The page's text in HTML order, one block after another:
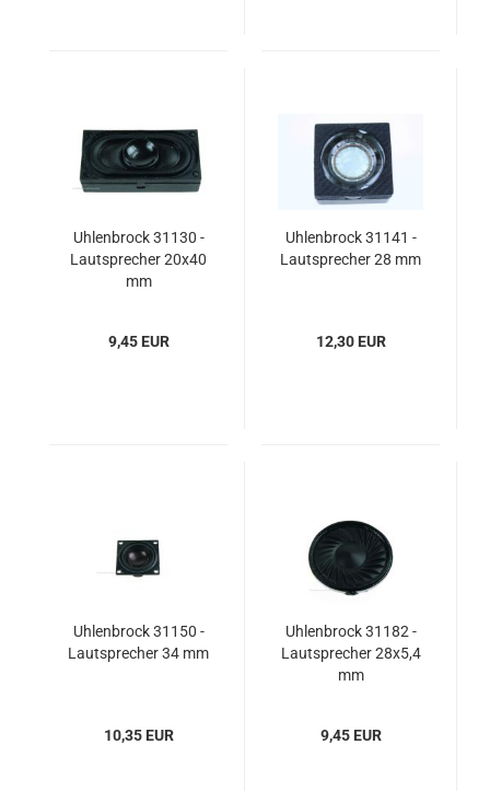
Uhlenbrock 31130 -
Lautsprecher 20x40
mm
9,45 EUR
Uhlenbrock 31141 -
Lautsprecher 28 mm
12,30 EUR
Uhlenbrock 31150 -
Lautsprecher 34 mm
10,35 EUR
Uhlenbrock 31182 -
Lautsprecher 28x5,4
mm
9,45 EUR